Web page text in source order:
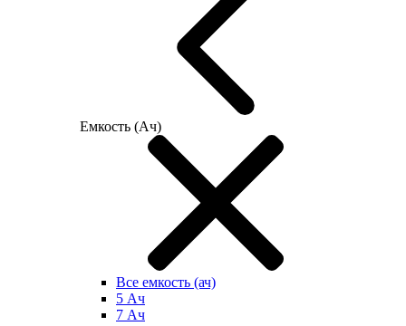
Емкость (Ач)
Все емкость (ач)
5 Ач
7 Ач